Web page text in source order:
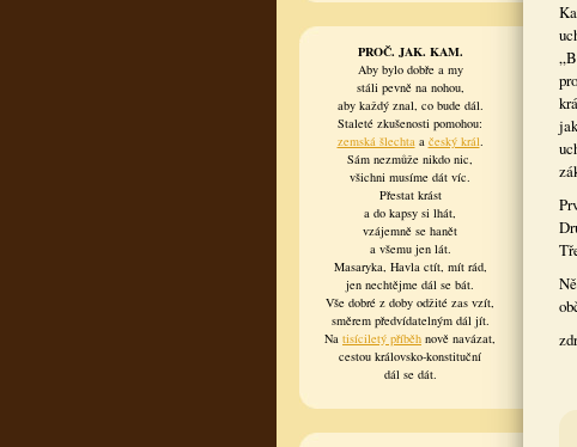
PROČ. JAK. KAM.
Aby bylo dobře a my
stáli pevně na nohou,
aby každý znal, co bude dál.
Staleté zkušenosti pomohou:
zemská šlechtaa český král.
Sám nezmůže nikdo nic,
všichni musíme dát víc.
Přestat krást
a do kapsy si lhát,
vzájemně se hanět
a všemu jen lát.
Masaryka, Havla ctít, mít rád,
jen nechtějme dál se bát.
Vše dobré z doby odžité zas vzít,
směrem předvídatelným dál jít.
Na tisíciletý příběh nově navázat,
cestou královsko-konstituční
dál se dát.